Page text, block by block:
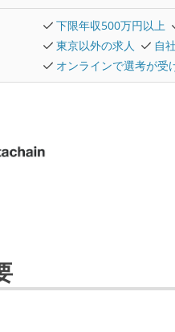
下限年収500万円以上
東京以外の求人
自
オンラインで選考が受